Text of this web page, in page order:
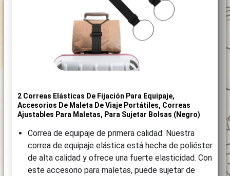
2 Correas Elásticas De Fijación Para Equipaje,
Accesorios De Maleta De Viaje Portátiles, Correas
Ajustables Para Maletas, Para Sujetar Bolsas (negro)
Correa de equipaje de primera calidad: Nuestra
correa de equipaje elástica está hecha de poliéster
de alta calidad y ofrece una fuerte elasticidad. Con
este accesorio para maletas, puede sujetar de